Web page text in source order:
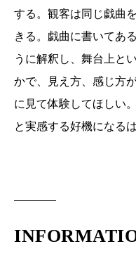
する。観客は同じ戯曲
きる。戯曲に書いてあ
うに解釈し、舞台上と
かで、見え方、感じ方
に見て体験してほしい
と実感する好機になるは